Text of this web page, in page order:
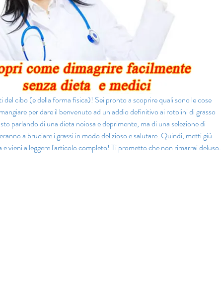
del cibo (e della forma fisica)! Sei pronto a scoprire quali sono le cose
per dare il benvenuto ad un addio definitivo ai rotolini di grasso
parlando di una dieta noiosa e deprimente, ma di una selezione di
a bruciare i grassi in modo delizioso e salutare. Quindi, metti giù
e vieni a leggere l'articolo completo! Ti prometto che non rimarrai deluso.